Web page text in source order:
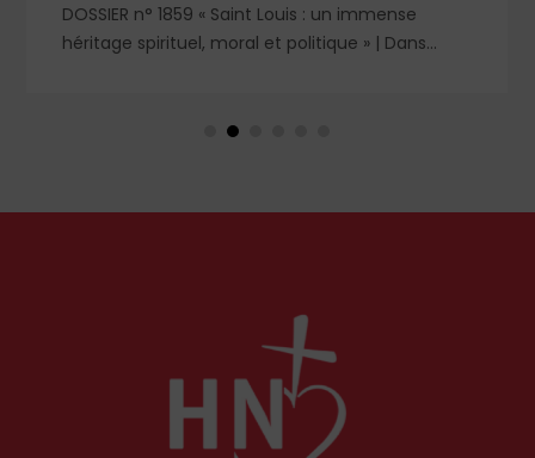
DOSSIER n° 1859 « Saint Louis : un immense
héritage spirituel, moral et politique » | Dans
Castille, mère dévouée et reine de fer, et
lit l'équilibre singulier d'une royauté en acte,